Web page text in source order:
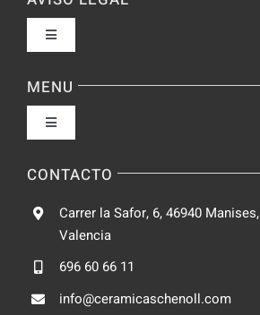
Toggle
Política de privacidad
Condiciones de uso
Ley de cookies
MENU
Toggle
Fabrica
CONTACTO
Carrer la Safor, 6, 46940 Manises,
Valencia
696 60 66 11
info@ceramicaschenoll.com